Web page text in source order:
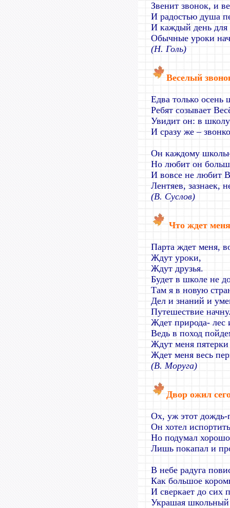
Звенит звонок, и
И радостью душа
И каждый день для
Обычные уроки
(Н. Голь)
Веселый
Едва только осень
Ребят созывает
Увидит он: в
И сразу же–
Он каждому
Но любит он
И вовсе не любит
Лентяев, зазнаек,
(В. Суслов)
Что ждет
Парта ждет меня,
Ждут уроки,
Ждут друзья.
Будет в школе не
Там я в новую
Дел и знаний и
Путешествие
Ждет природа- лес
Ведь в поход
Ждут меня
Ждет меня весь
(В. Моруга)
Двор ожил
Ох, уж этот дождь-
Он хотел
Но подумал
Лишь покапал и
В небе радуга
Как большое
И сверкает до сих
Украшая